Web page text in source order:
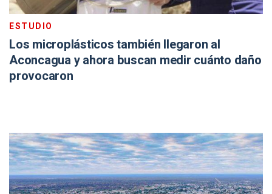
ESTUDIO
Los microplásticos también llegaron al
Aconcagua y ahora buscan medir cuánto daño
provocaron